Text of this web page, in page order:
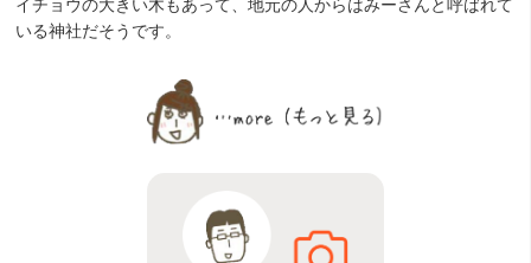
いる神社だそうです。